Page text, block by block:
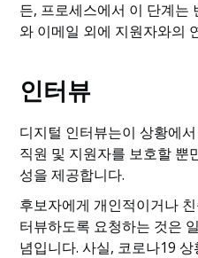
든, 프로세스에서 이 단계는
와 이메일 외에 지원자와의
인터뷰
디지털 인터뷰는이 상황에
직원 및 지원자를 보호할 뿐
성을 제공합니다.
후보자에게 개인적이거나
터뷰하도록 요청하는 것은
념입니다. 사실, 코로나19